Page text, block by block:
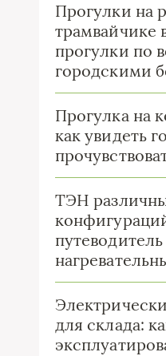
Прогулки на
трамвайчике
прогулки по
городскими
Прогулка на
как увидеть
ТЭН
для склада: